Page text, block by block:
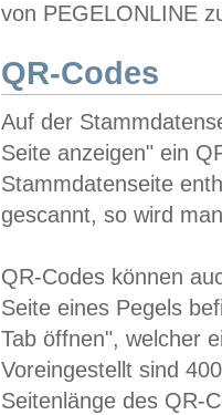
von PEGELONLINE
QR-Codes
Auf der
Seite anzeigen" ein
Stammdatenseite
gescannt, so wird
QR-Codes können
Seite eines Pegels
Tab öffnen", welcher
Voreingestellt sind
Seitenlänge des QR-